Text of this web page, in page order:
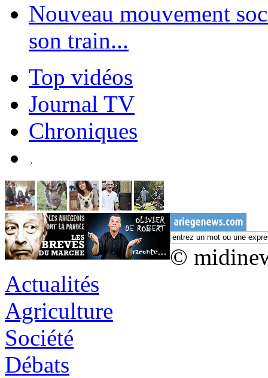
Nouveau mouvement
son train...
Top vidéos
Journal TV
Chroniques
©
Actualités
Agriculture
Société
Débats